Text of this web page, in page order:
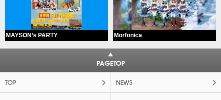
MAYSON’s PARTY Morfonica
PAGETOP
TOP NEWS